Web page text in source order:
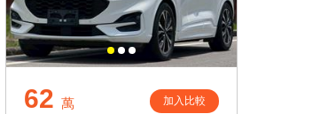
62 萬 加入比較